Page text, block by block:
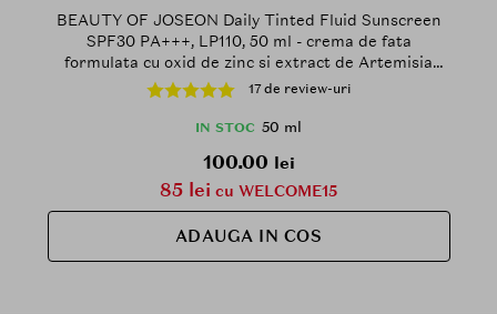
BEAUTY OF JOSEON Daily Tinted Fluid Sunscreen
SPF30 PA+++, LP110, 50 ml - crema de fata
formulata cu oxid de zinc si extract de Artemisia
Capillaris, care contribuie la protectia solara si la
metinerea aspectului echilibrat al tenului, Tinted
17 de review-uri
IN STOC 50 ml
100.00 lei
85 lei cu WELCOME15
ADAUGA IN COS